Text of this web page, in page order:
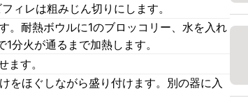
ィレは粗みじん切りにします。
。耐熱ボウルに1のブロッコリー、水を入れ
分火が通るまで加熱します。
ます。
をほぐしながら盛り付けます。別の器に入